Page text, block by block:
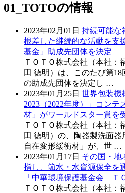
01_TOTOの情報
2023年02月01日 持続可能な
根差した継続的な活動を支
基金」助成先団体を決定
ＴＯＴＯ株式会社（本社：
田 徳明）は、このたび第18
の助成先団体を決定し …
2023年01月25日 世界包装機
2023（2022年度）」コン
材」がワールドスター賞を
ＴＯＴＯ株式会社（本社：
田 徳明）の、陶器製洗面
自在変形緩衝材」が、世 …
2023年01月17日 その国・地
指し、節水・水資源保全を
「中華環境保護基金会 Ｔ
ＴＯＴＯ株式会社（本社：